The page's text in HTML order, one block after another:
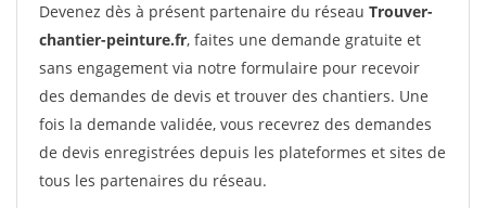
Devenez dès à présent partenaire du réseau Trouver-
chantier-peinture.fr, faites une demande gratuite et
sans engagement via notre formulaire pour recevoir
des demandes de devis et trouver des chantiers. Une
fois la demande validée, vous recevrez des demandes
de devis enregistrées depuis les plateformes et sites de
tous les partenaires du réseau.